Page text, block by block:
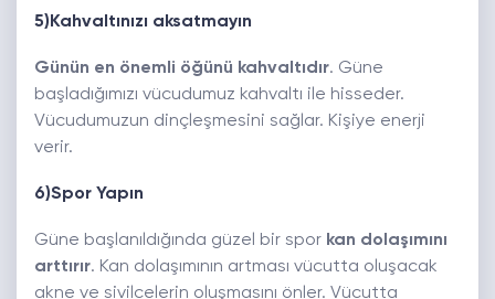
5)Kahvaltınızı aksatmayın
Günün en önemli öğünü kahvaltıdır. Güne
başladığımızı vücudumuz kahvaltı ile hisseder.
Vücudumuzun dinçleşmesini sağlar. Kişiye enerji
verir.
6)Spor Yapın
Güne başlanıldığında güzel bir spor kan dolaşımını
arttırır. Kan dolaşımının artması vücutta oluşacak
akne ve sivilcelerin oluşmasını önler. Vücutta